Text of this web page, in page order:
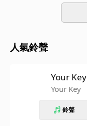
人氣鈴聲
Your Key
Your Key
鈴聲